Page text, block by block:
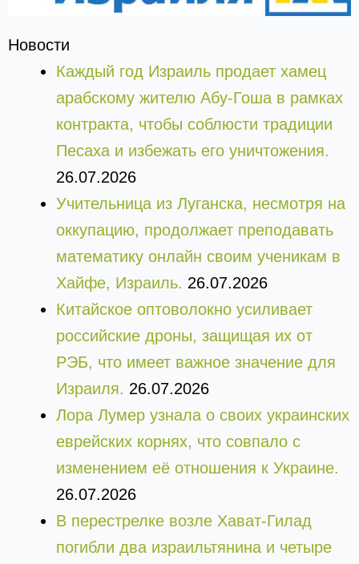
Новости
Каждый год Израиль продает хамец
арабскому жителю Абу-Гоша в рамках
контракта, чтобы соблюсти традиции
Песаха и избежать его уничтожения.
26.07.2026
Учительница из Луганска, несмотря на
оккупацию, продолжает преподавать
математику онлайн своим ученикам в
Хайфе, Израиль. 26.07.2026
Китайское оптоволокно усиливает
российские дроны, защищая их от
РЭБ, что имеет важное значение для
Израиля. 26.07.2026
Лора Лумер узнала о своих украинских
еврейских корнях, что совпало с
изменением её отношения к Украине.
26.07.2026
В перестрелке возле Хават-Гилад
погибли два израильтянина и четыре